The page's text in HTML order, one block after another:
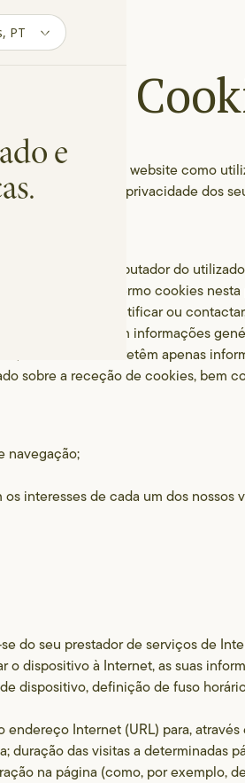
de
do nosso website como
em proteger a privacidade dos
coloca no computador do
visita. Usamos o termo cookies
que o pode identificar ou
recolhem também informações
etc. Os cookies retêm apenas
sobre a receção de cookies, bem
navegação;
interesses de cada um dos nossos
do seu prestador de serviços de
dispositivo à Internet, as suas
dispositivo, definição de fuso
Internet (URL) para,
das visitas a determinadas
na página (como, por exemplo,
e